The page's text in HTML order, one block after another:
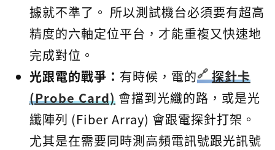
據就不準了。 所以測試機台必須要有超高
精度的六軸定位平台，才能重複又快速地
完成對位。
光跟電的戰爭： 有時候，電的
探針卡
(Probe Card) 會擋到光纖的路，或是光
纖陣列 (Fiber Array) 會跟電探針打架。
尤其是在需要同時測高頻電訊號跟光訊號